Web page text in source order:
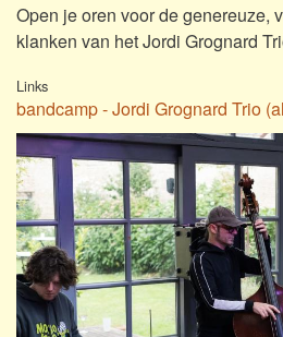
Open je oren voor de genereuze,
klanken van het Jordi Grognard
Links
bandcamp - Jordi Grognard Trio